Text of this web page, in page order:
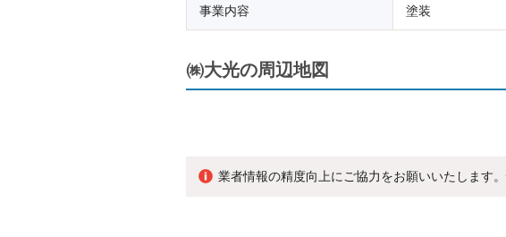
事業内容 塗装
㈱大光の周辺地図
業者情報の精度向上にご協力をお願いいたします